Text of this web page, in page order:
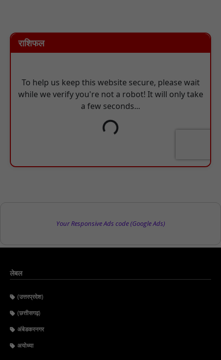
राशिफल
Your Responsive Ads code (Google Ads)
लेबल
(उत्तरप्रदेश)
(छत्तीसगढ़)
अंबेडकरनगर
अयोध्या